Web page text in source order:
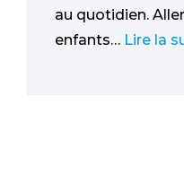
au quotidien.
enfants… Lire la